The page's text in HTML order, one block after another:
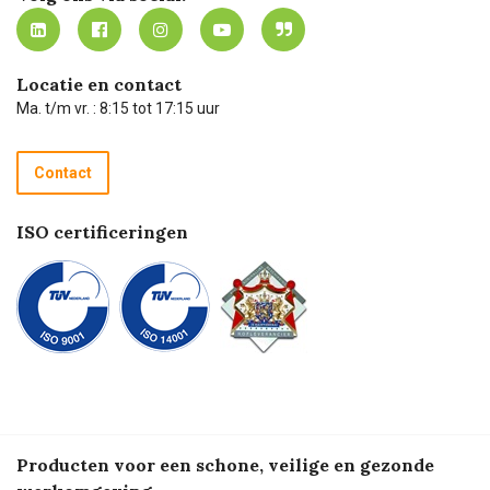
MVO
Mijn Carel Lurvink instructievideo's
Carel Lurvink App
Hulp op afstand
Technische dienst
Recycle programma
Betalen
Tevreden klanten
Carel Lurvink Blog
Carel de podcast
Locatie en contact
Ma. t/m vr. : 8:15 tot 17:15 uur
Contact
ISO certificeringen
Producten voor een schone, veilige en gezonde